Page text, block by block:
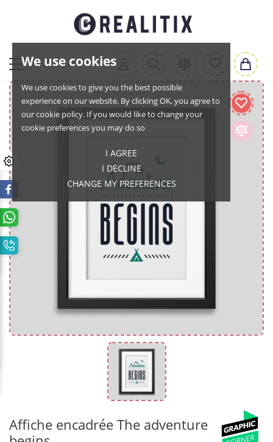
We use cookies
We use cookies to give you the best possible
experience on our website. By clicking OK, you agree to
our cookie policy. If you would like to change your
cookie preferences you may do so
I AGREE
I DECLINE
CHANGE MY PREFERENCES
Affiche encadrée The adventure